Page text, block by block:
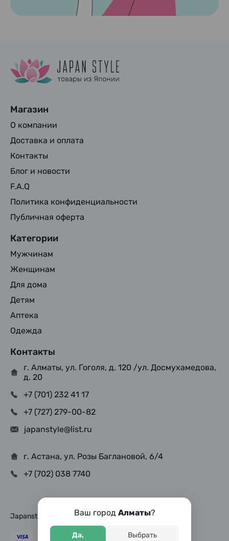
Ваш город Алматы?
Да,
Выбрать
Магазин
О компании
Доставка и оплата
Контакты
Блог и новости
F.A.Q
Политика конфиденциальности
Публичная оферта
Категории
Мужчинам
Женщинам
Для дома
Детям
Аптека
Одежда
Контакты
г. Алматы, ул. Гоголя, д. 120 /ул. Досмухамедова,
д. 20
+7 (701) 232 41 17
+7 (727) 279-00-82
japanstyle@list.ru
г. Астана, ул. Розы Баглановой, 6/4
+7 (702) 038 7740
Japanstyle © Copyright 2025, Все права защищены